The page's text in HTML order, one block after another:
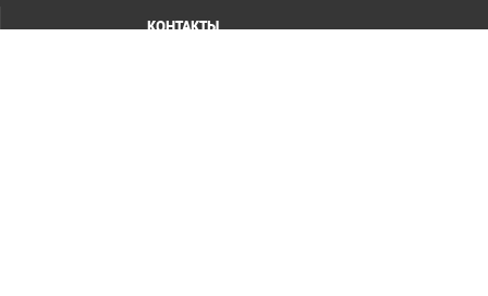
КОНТАКТЫ